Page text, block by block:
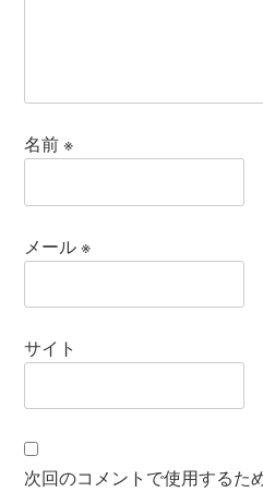
名前※
メール※
サイト
次回のコメントで使用するた